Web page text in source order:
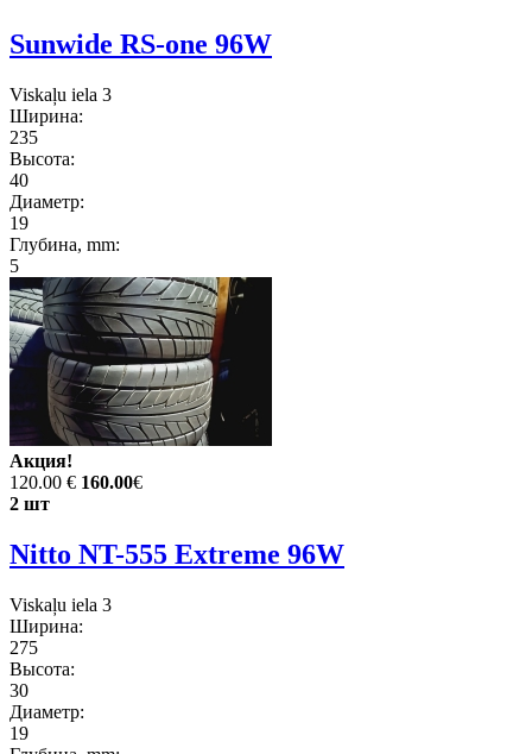
Sunwide RS-one 96W
Viskaļu iela 3
Ширина:
235
Высота:
40
Диаметр:
19
Глубина, mm:
5
Акция!
120.00 € 160.00€
2 шт
Nitto NT-555 Extreme 96W
Viskaļu iela 3
Ширина:
275
Высота:
30
Диаметр:
19